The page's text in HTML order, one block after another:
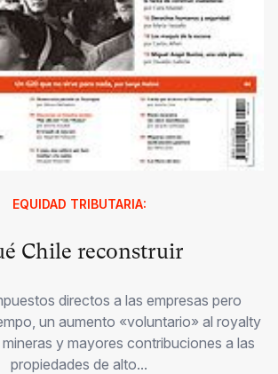
EQUIDAD TRIBUTARIA:
Chile reconstruir
directos a las empresas pero
un aumento «voluntario» al royalty
y mayores contribuciones a las
propiedades de alto...